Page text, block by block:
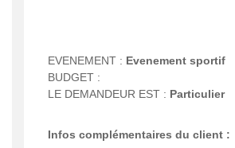
EVENEMENT : Evenement sportif
BUDGET :
LE DEMANDEUR EST : Particulier
Infos complémentaires du client :